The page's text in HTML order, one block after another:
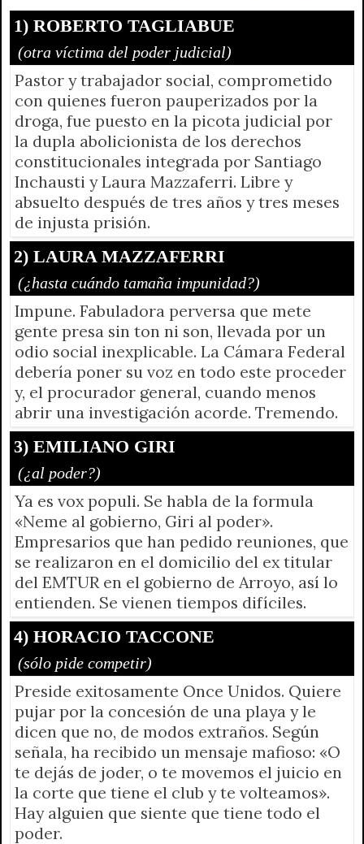
n
l
y
1) ROBERTO TAGLIABUE
(otra víctima del poder judicial)
Pastor y trabajador social, comprometido
con quienes fueron pauperizados por la
droga, fue puesto en la picota judicial por
la dupla abolicionista de los derechos
constitucionales integrada por Santiago
Inchausti y Laura Mazzaferri. Libre y
absuelto después de tres años y tres meses
de injusta prisión.
2) LAURA MAZZAFERRI
(¿hasta cuándo tamaña impunidad?)
Impune. Fabuladora perversa que mete
gente presa sin ton ni son, llevada por un
odio social inexplicable. La Cámara Federal
debería poner su voz en todo este proceder
y, el procurador general, cuando menos
abrir una investigación acorde. Tremendo.
3) EMILIANO GIRI
(¿al poder?)
Ya es vox populi. Se habla de la formula
«Neme al gobierno, Giri al poder».
Empresarios que han pedido reuniones, que
se realizaron en el domicilio del ex titular
del EMTUR en el gobierno de Arroyo, así lo
entienden. Se vienen tiempos difíciles.
4) HORACIO TACCONE
(sólo pide competir)
Preside exitosamente Once Unidos. Quiere
pujar por la concesión de una playa y le
dicen que no, de modos extraños. Según
señala, ha recibido un mensaje mafioso: «O
te dejás de joder, o te movemos el juicio en
la corte que tiene el club y te volteamos».
Hay alguien que siente que tiene todo el
poder.